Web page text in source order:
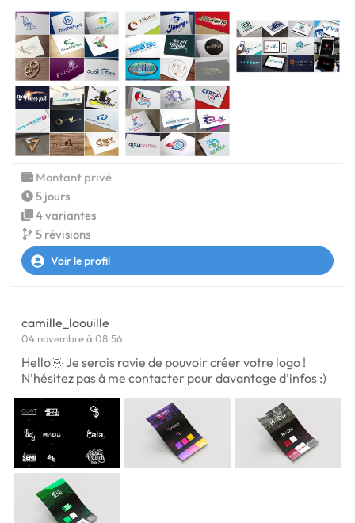
Montant privé
5 jours
4 variantes
5 révisions
Voir le profil
camille_laouille
04 novembre à 08:56
Hello🌞 Je serais ravie de pouvoir créer votre logo !
N’hésitez pas à me contacter pour davantage d’infos :)